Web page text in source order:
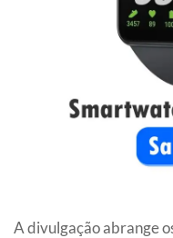
A divulgação abrange